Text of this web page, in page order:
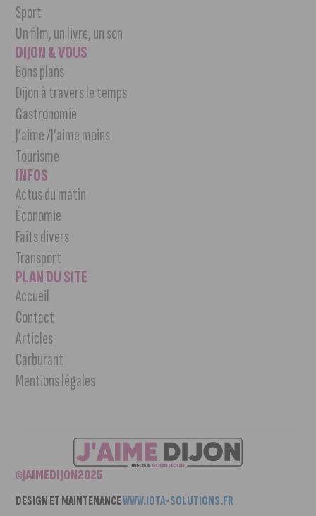
Sport
Un film, un livre, un son
DIJON & VOUS
Bons plans
Dijon à travers le temps
Gastronomie
J’aime /J’aime moins
Tourisme
INFOS
Actus du matin
Économie
Faits divers
Transport
PLAN DU SITE
Accueil
Contact
Articles
Carburant
Mentions légales
©JAIMEDIJON2025
DESIGN ET MAINTENANCEWWW.IOTA-SOLUTIONS.FR